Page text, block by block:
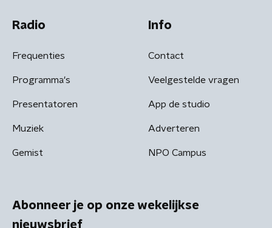
Radio
Frequenties
Programma's
Presentatoren
Muziek
Gemist
Info
Contact
Veelgestelde vragen
App de studio
Adverteren
NPO Campus
Abonneer je op onze wekelijkse
nieuwsbrief